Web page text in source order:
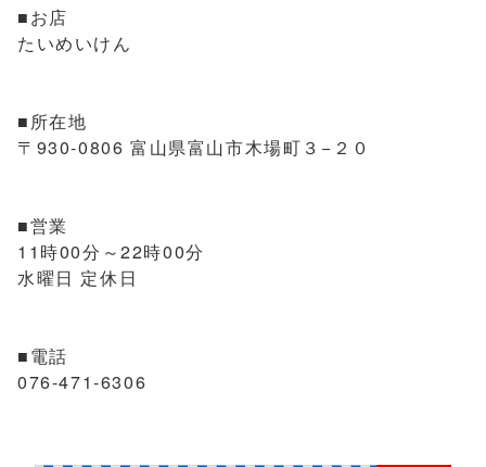
■お店
たいめいけん
■所在地
〒930-0806 富山県富山市木場町３−２０
■営業
11時00分～22時00分
水曜日 定休日
■電話
076-471-6306